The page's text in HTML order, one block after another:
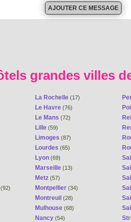
grandes villes
(92)
La Rochelle (17)
Le Havre (76)
Le Mans (72)
Lille (59)
Limoges (87)
Lourdes (65)
Lyon (69)
Marseille (13)
Metz (57)
Montpellier (34)
Montreuil (28)
Mulhouse (68)
Nancy (54)